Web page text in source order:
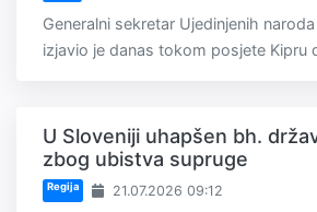
Generalni sekretar Ujedinjenih
izjavio je danas tokom posjete Kipru
U Sloveniji uhapšen bh.
zbog ubistva supruge
Regija 21.07.2026 09:12